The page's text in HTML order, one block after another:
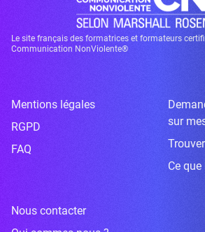
Le site français des formatrices et formateurs
Communication NonViolente®
Mentions légales
RGPD
FAQ
sur
Ce
Nous contacter